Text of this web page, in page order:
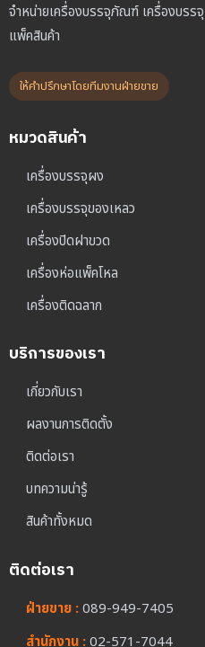
จำหน่ายเครื่องบรรจุภัณฑ์ เครื่องบรร
แพ็คสินค้า
ให้คำปรึกษาโดยทีมงานฝ่ายขาย
หมวดสินค้า
เครื่องบรรจุผง
เครื่องบรรจุของเหลว
เครื่องปิดฝาขวด
เครื่องห่อแพ็คโหล
เครื่องติดฉลาก
บริการของเรา
เกี่ยวกับเรา
ผลงานการติดตั้ง
ติดต่อเรา
บทความน่ารู้
สินค้าทั้งหมด
ติดต่อเรา
ฝ่ายขาย :089-949-7405
สำนักงาน :02-571-7044